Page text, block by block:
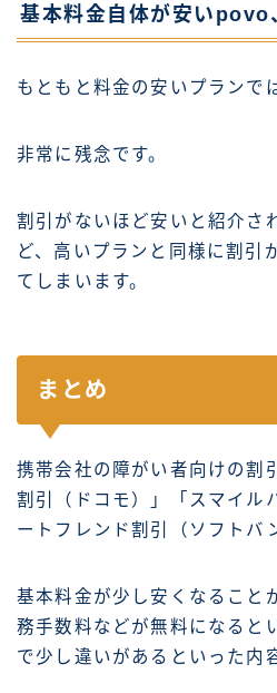
基本料金自体が安いpovo
もともと料金の安いプランで
非常に残念です。
割引がないほど安いと紹介さ
ど、高いプランと同様に割引
てしまいます。
まとめ
携帯会社の障がい者向けの割
割引（ドコモ）」「スマイル
ートフレンド割引（ソフトバ
基本料金が少し安くなること
務手数料などが無料になると
で少し違いがあるといった内